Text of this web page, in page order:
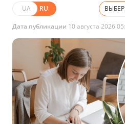
UA RU
Дата публикации 10 августа 2026